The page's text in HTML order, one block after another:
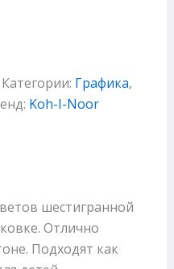
Категории: Графика,
Koh-I-Noor
шестигранной
Отлично
Подходят как